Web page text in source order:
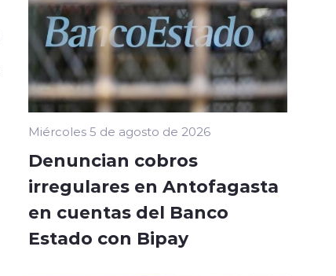
Miércoles 5 de agosto de 2026
Denuncian cobros
irregulares en Antofagasta
en cuentas del Banco
Estado con Bipay